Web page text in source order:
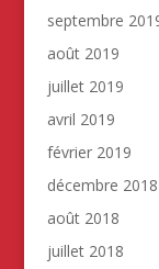
septembre
août 2019
juillet 2019
avril 2019
février 2019
décembre 2018
août 2018
juillet 2018